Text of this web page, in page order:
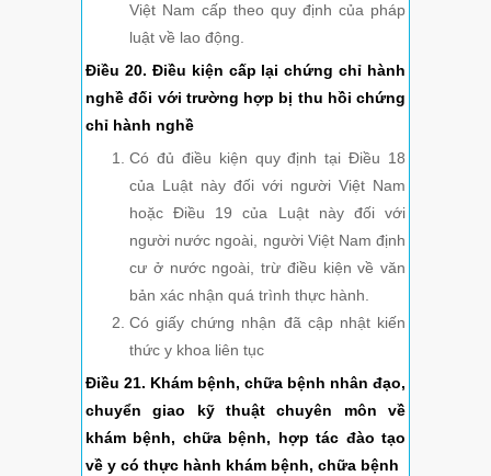
Việt Nam cấp theo quy định của pháp
luật về lao động.
Điều 20. Điều kiện cấp lại chứng chỉ hành
nghề đối với trường hợp bị thu hồi chứng
chỉ hành nghề
Có đủ điều kiện quy định tại Điều 18
của Luật này đối với người Việt Nam
hoặc Điều 19 của Luật này đối với
người nước ngoài, người Việt Nam định
cư ở nước ngoài, trừ điều kiện về văn
bản xác nhận quá trình thực hành.
Có giấy chứng nhận đã cập nhật kiến
thức y khoa liên tục
Điều 21. Khám bệnh, chữa bệnh nhân đạo,
chuyển giao kỹ thuật chuyên môn về
khám bệnh, chữa bệnh, hợp tác đào tạo
về y có thực hành khám bệnh, chữa bệnh